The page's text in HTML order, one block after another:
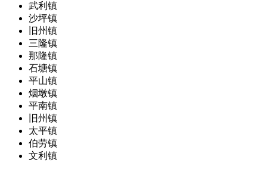
武利镇
沙坪镇
旧州镇
三隆镇
那隆镇
石塘镇
平山镇
烟墩镇
平南镇
旧州镇
太平镇
伯劳镇
文利镇